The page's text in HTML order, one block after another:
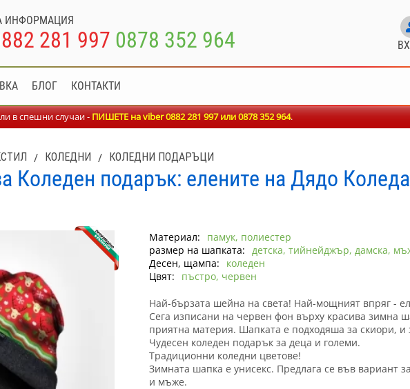
ИНФОРМАЦИЯ
281 997 0878 352 964
БЛОГ КОНТАКТИ
в спешни случаи -ПИШЕТЕ на viber 0882 281 997 или0878 352 964.
/ КОЛЕДНИ / КОЛЕДНИ ПОДАРЪЦИ
Коледен подарък: елените на Дядо Коледа
Материал:
памук, полиестер
размер на шапката: детска, тийнейджър, дамска,
Десен, щампа:
коледен
Цвят:
пъстро, червен
Най-бързата шейна на света! Най-мощният впряг -
Сега изписани на червен фон върху красива зимна
приятна материя. Шапката е подходяша за скиори, и
Чудесен коледен подарък за деца и големи.
Традиционни коледни цветове!
Зимната шапка е унисекс. Предлага се във вариант
и мъже.